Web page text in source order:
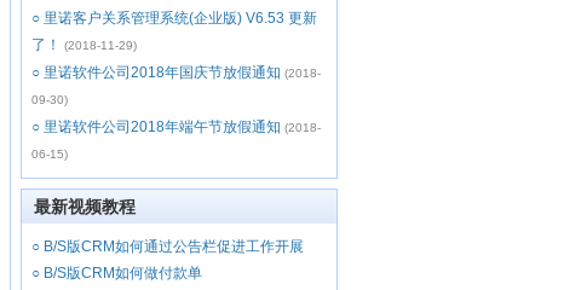
○ 里诺客户关系管理系统(企业版) V6.53 更新
了！
(2018-11-29)
○ 里诺软件公司2018年国庆节放假通知 (2018-
09-30)
○ 里诺软件公司2018年端午节放假通知 (2018-
06-15)
最新视频教程
○ B/S版CRM如何通过公告栏促进工作开展
○ B/S版CRM如何做付款单